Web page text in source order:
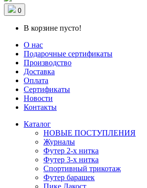
0
В корзине пусто!
О нас
Подарочные сертификаты
Производство
Доставка
Оплата
Сертификаты
Новости
Контакты
Каталог
НОВЫЕ ПОСТУПЛЕНИЯ
Журналы
Футер 2-х нитка
Футер 3-х нитка
Спортивный трикотаж
Футер барашек
Пике Лакост